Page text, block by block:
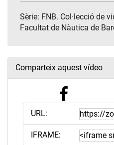
Sèrie: FNB. Col·lecció de
Facultat de Nàutica de
Comparteix aquest vídeo
URL:
IFRAME: